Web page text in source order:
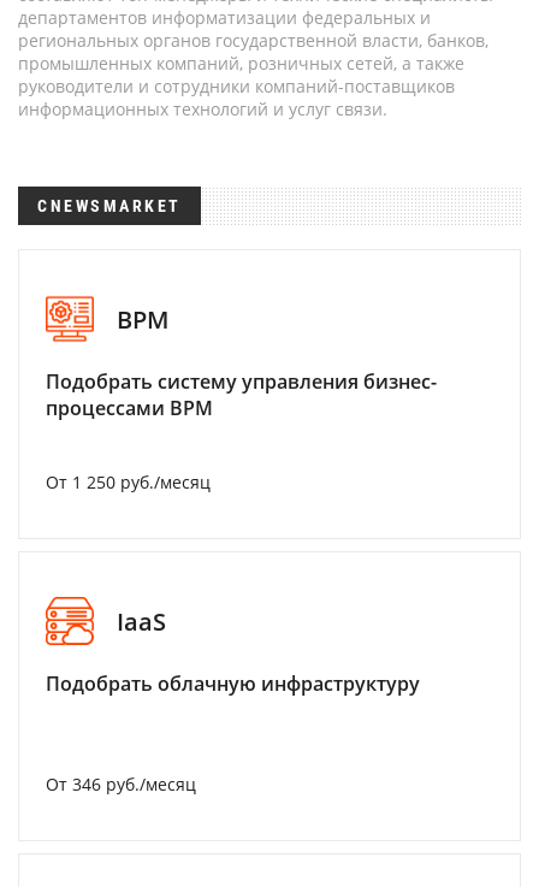
департаментов информатизации федеральных и
региональных органов государственной власти, банков,
промышленных компаний, розничных сетей, а также
руководители и сотрудники компаний-поставщиков
информационных технологий и услуг связи.
CNEWSMARKET
BPM
Подобрать систему управления бизнес-
процессами BPM
От 1 250 руб./месяц
IaaS
Подобрать облачную инфраструктуру
От 346 руб./месяц